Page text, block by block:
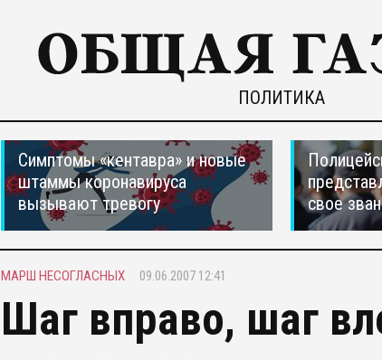
ПОЛИТИКА
Симптомы «кентавра» и новые
штаммы коронавируса
вызывают тревогу
свое
МАРШ НЕСОГЛАСНЫХ 09.06.2007 12:41
Шаг вправо, шаг